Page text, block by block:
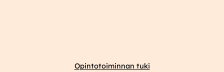
Opintotoiminnan tuki